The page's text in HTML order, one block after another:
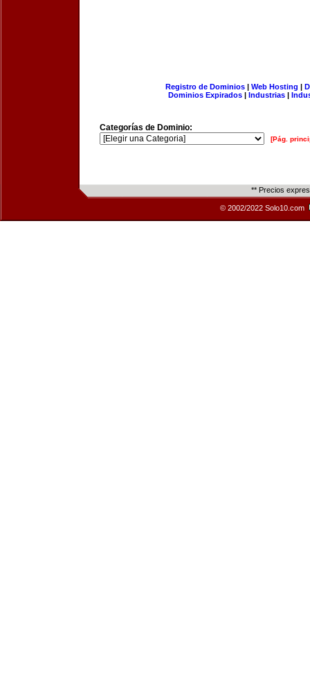
Registro de Dominios| Web Hosting |
Dominios Expirados | Industrias |
Categorías de Dominio:
[Pág.
** Precios
© 2002/2022 Solo10.com